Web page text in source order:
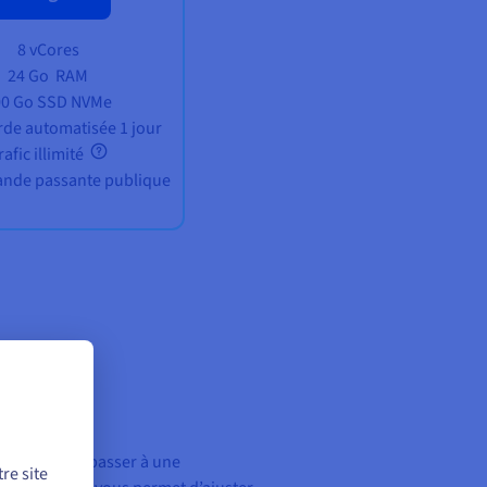
8 vCores
24 Go RAM
Go SSD NVMe
automatisée 1 jour
illimité
passante publique
pouvez passer à une
site